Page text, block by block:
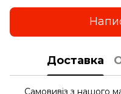
Доставка
Самовивіз з нашого